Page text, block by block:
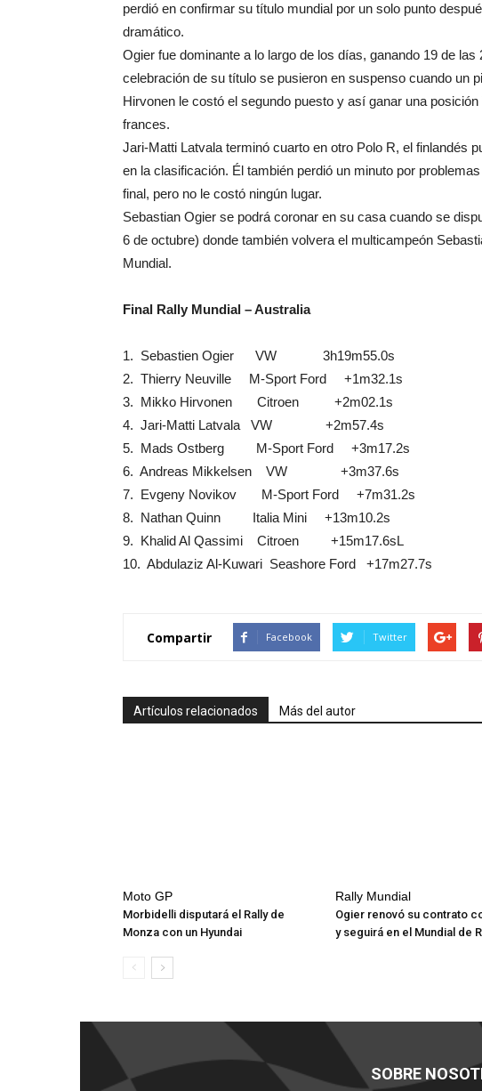
perdió en confirmar su título mundial por un solo punto
dramático.
Ogier fue dominante a lo largo de los días, ganando 19 de
celebración de su título se pusieron en suspenso cuando un
Hirvonen le costó el segundo puesto y así ganar una
frances.
Jari-Matti Latvala terminó cuarto en otro Polo R, el finlandés
en la clasificación. Él también perdió un minuto por
final, pero no le costó ningún lugar.
Sebastian Ogier se podrá coronar en su casa cuando se
6 de octubre) donde también volvera el multicampeón
Mundial.
Final Rally Mundial – Australia
1. Sebastien Ogier VW 3h19m55.0s
2. Thierry Neuville M-Sport Ford +1m32.1s
3. Mikko Hirvonen Citroen +2m02.1s
4. Jari-Matti Latvala VW +2m57.4s
5. Mads Ostberg M-Sport Ford +3m17.2s
6. Andreas Mikkelsen VW +3m37.6s
7. Evgeny Novikov M-Sport Ford +7m31.2s
8. Nathan Quinn Italia Mini +13m10.2s
9. Khalid Al Qassimi Citroen +15m17.6sL
10. Abdulaziz Al-Kuwari Seashore Ford +17m27.7s
Compartir Facebook Twitter
Artículos relacionados Más del autor
Moto GP
Morbidelli disputará el Rally de
Monza con un Hyundai
Rally Mundial
Ogier renovó su contrato
y seguirá en el Mundial de
SOBRE